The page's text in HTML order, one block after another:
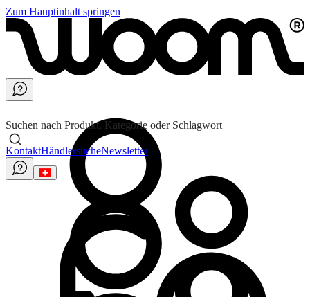
Zum Hauptinhalt springen
Suchen nach Produkt, Kategorie oder Schlagwort
KontaktHändlersucheNewsletter